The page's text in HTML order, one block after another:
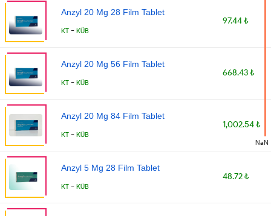
Anzyl 20 Mg 28 Film Tablet
KT - KÜB
97.44 ₺
Anzyl 20 Mg 56 Film Tablet
KT - KÜB
668.43 ₺
Anzyl 20 Mg 84 Film Tablet
KT - KÜB
1,002.54 ₺
Anzyl 5 Mg 28 Film Tablet
KT - KÜB
48.72 ₺
NaN